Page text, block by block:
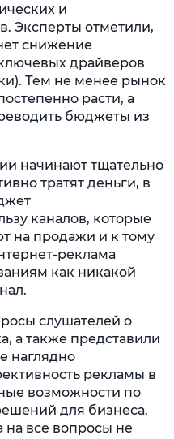
и
Эксперты отметили,
снижение
драйверов
Тем не менее рынок
расти, а
бюджеты из
начинают тщательно
тратят деньги, в
каналов, которые
на продажи и к тому
реклама
как никакой
слушателей о
а также представили
наглядно
рекламы в
возможности по
для бизнеса.
на все вопросы не